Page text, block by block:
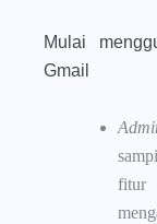
Mulai
Gmail
fitur